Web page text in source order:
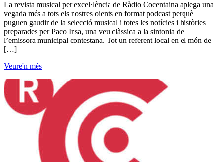
La revista musical per excel·lència de Ràdio Cocentaina aplega una
vegada més a tots els nostres oients en format podcast perquè
puguen gaudir de la selecció musical i totes les notícies i històries
preparades per Paco Insa, una veu clàssica a la sintonia de
l’emissora municipal contestana. Tot un referent local en el món de
[…]
Veure'n més